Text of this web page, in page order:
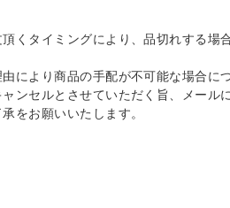
くタイミングにより、品切れする場
により商品の手配が不可能な場合に
ンセルとさせていただく旨、メール
をお願いいたします。